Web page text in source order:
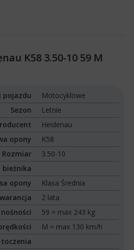
K58 3.50-10 59 M
pojazdu
Motocyklowe
Sezon
Letnie
Heidenau
opony
K58
Rozmiar
3.50-10
bieżnika
opony
Klasa Średnia
2 lata
59 = max 243 kg
M = max 130 km/h